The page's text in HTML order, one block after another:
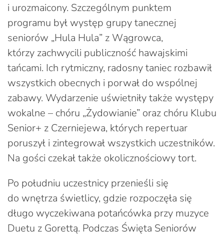
i urozmaicony. Szczególnym punktem
programu był występ grupy tanecznej
seniorów „Hula Hula” z Wągrowca,
którzy zachwycili publiczność hawajskimi
tańcami. Ich rytmiczny, radosny taniec rozbawił
wszystkich obecnych i porwał do wspólnej
zabawy. Wydarzenie uświetniły także występy
wokalne – chóru „Żydowianie” oraz chóru Klubu
Senior+ z Czerniejewa, których repertuar
poruszył i zintegrował wszystkich uczestników.
Na gości czekał także okolicznościowy tort.
Po południu uczestnicy przenieśli się
do wnętrza świetlicy, gdzie rozpoczęła się
długo wyczekiwana potańcówka przy muzyce
Duetu z Gorettą. Podczas Święta Seniorów